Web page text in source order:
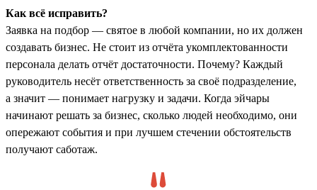
Как всё исправить?
Заявка на подбор — святое в любой компании, но их должен
создавать бизнес. Не стоит из отчёта укомплектованности
персонала делать отчёт достаточности. Почему? Каждый
руководитель несёт ответственность за своё подразделение,
а значит — понимает нагрузку и задачи. Когда эйчары
начинают решать за бизнес, сколько людей необходимо, они
опережают события и при лучшем стечении обстоятельств
получают саботаж.